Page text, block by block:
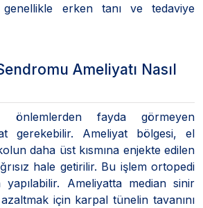
erken tanı ve tedaviye
Ameliyatı Nasıl
önlemlerden fayda görmeyen
gerekebilir. Ameliyat bölgesi, el
daha üst kısmına enjekte edilen
hale getirilir. Bu işlem ortopedi
yapılabilir. Ameliyatta median sinir
için karpal tünelin tavanını